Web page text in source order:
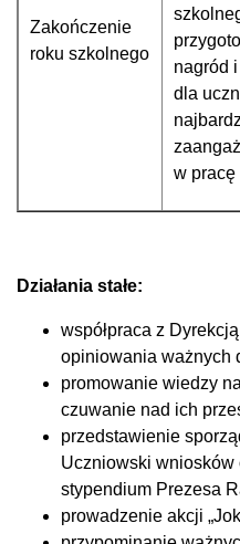
Zakończenie
roku szkolnego
nagród
dla
w pracę
Działania stałe:
współpraca z
opiniowania ważnych
promowanie wiedzy
czuwanie nad ich
przedstawienie
Uczniowski
stypendium Prezesa
prowadzenie akcji